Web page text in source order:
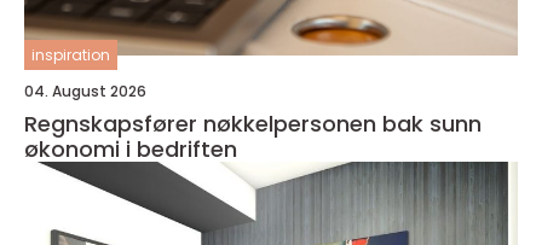
inspiration
04. August 2026
Regnskapsfører nøkkelpersonen bak sunn
økonomi i bedriften